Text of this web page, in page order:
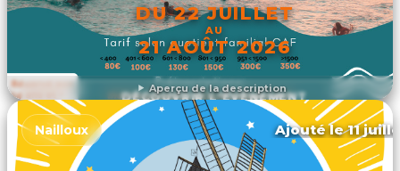
Aperçu de la description
DU 22 JUILLET
AU
21 AOÛT 2026
DÉCOUVRIR L'ÉVÉNEMENT
Nailloux Ajouté le 11